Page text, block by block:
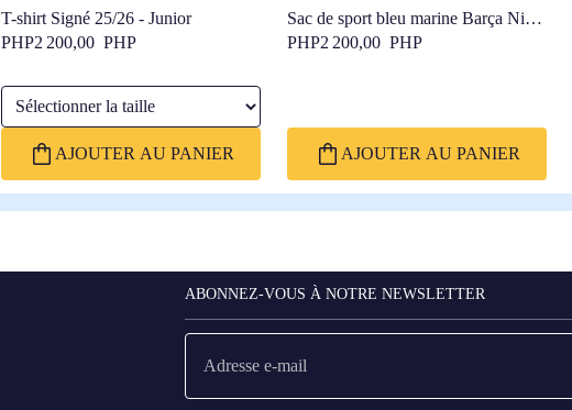
T-shirt Signé 25/26 - Junior
PHP2 200,00 PHP
Sélectionner la taille
AJOUTER AU PANIER
Sac de sport bleu marine Barça Nike
25/26
PHP2 200,00 PHP
AJOUTER AU PANIER
ABONNEZ-VOUS À NOTRE NEWSLETTER
E-
mail